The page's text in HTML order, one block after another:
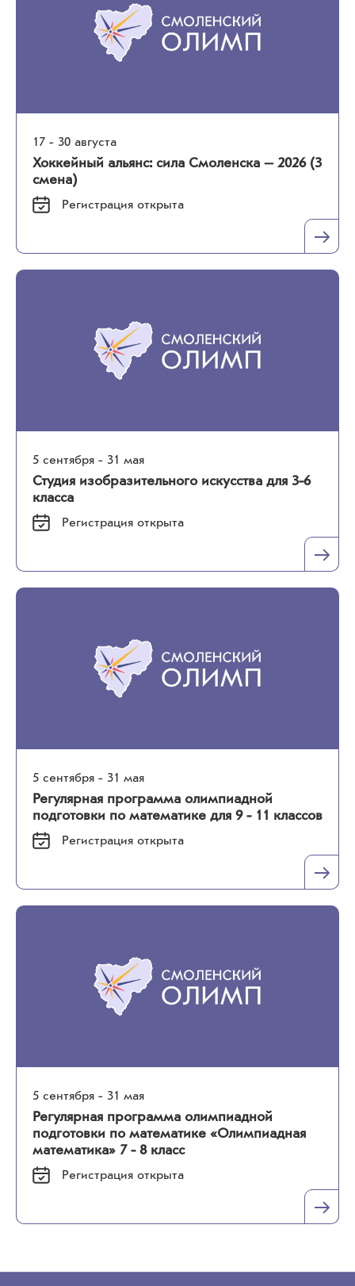
17 - 30 августа
Хоккейный альянс: сила Смоленска – 2026 (3
смена)
Регистрация открыта
5 сентября - 31 мая
Студия изобразительного искусства для 3-6
класса
Регистрация открыта
5 сентября - 31 мая
Регулярная программа олимпиадной
подготовки по математике для 9 - 11 классов
Регистрация открыта
5 сентября - 31 мая
Регулярная программа олимпиадной
подготовки по математике «Олимпиадная
математика» 7 - 8 класс
Регистрация открыта